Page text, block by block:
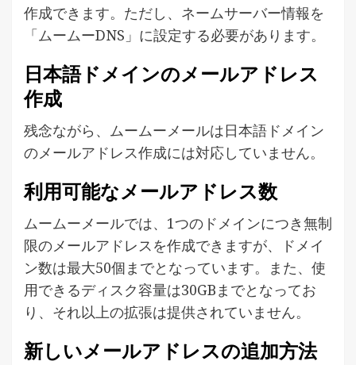
作成できます。ただし、ネームサーバー情報を
「ムームーDNS」に設定する必要があります。
日本語ドメインのメールアドレス
作成
残念ながら、ムームーメールは日本語ドメイン
のメールアドレス作成には対応していません。
利用可能なメールアドレス数
ムームーメールでは、1つのドメインにつき無制
限のメールアドレスを作成できますが、ドメイ
ン数は最大50個までとなっています。また、使
用できるディスク容量は30GBまでとなってお
り、それ以上の拡張は提供されていません。
新しいメールアドレスの追加方法